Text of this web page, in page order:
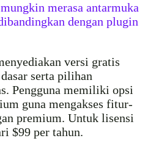
merasa antarmuka
dengan plugin
versi gratis
serta pilihan
Pengguna memiliki opsi
guna mengakses fitur-
premium. Untuk lisensi
$99 per tahun.